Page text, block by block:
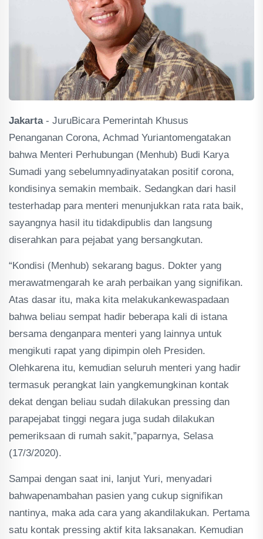
Jakarta- JuruBicara Pemerintah Khusus
Penanganan Corona, Achmad Yuriantomengatakan
bahwa Menteri Perhubungan (Menhub) Budi Karya
Sumadi yang sebelumnyadinyatakan positif corona,
kondisinya semakin membaik. Sedangkan dari hasil
testerhadap para menteri menunjukkan rata rata baik,
sayangnya hasil itu tidakdipublis dan langsung
diserahkan para pejabat yang bersangkutan.
“Kondisi (Menhub) sekarang bagus. Dokter yang
merawatmengarah ke arah perbaikan yang signifikan.
Atas dasar itu, maka kita melakukankewaspadaan
bahwa beliau sempat hadir beberapa kali di istana
bersama denganpara menteri yang lainnya untuk
mengikuti rapat yang dipimpin oleh Presiden.
Olehkarena itu, kemudian seluruh menteri yang hadir
termasuk perangkat lain yangkemungkinan kontak
dekat dengan beliau sudah dilakukan pressing dan
parapejabat tinggi negara juga sudah dilakukan
pemeriksaan di rumah sakit,”paparnya, Selasa
(17/3/2020).
Sampai dengan saat ini, lanjut Yuri, menyadari
bahwapenambahan pasien yang cukup signifikan
nantinya, maka ada cara yang akandilakukan. Pertama
satu kontak pressing aktif kita laksanakan. Kemudian